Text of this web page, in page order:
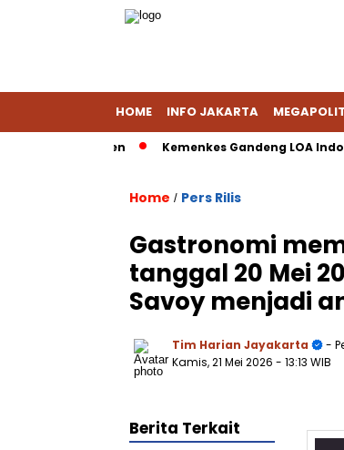
HOME INFO JAKARTA
Kemenkes Gandeng LOA
Home / Pers Rilis
Gastronomi
tanggal 20 Mei
Savoy menjadi
Tim Harian Jayakarta
-
Kamis, 21 Mei 2026 - 13:13 WIB
Berita Terkait